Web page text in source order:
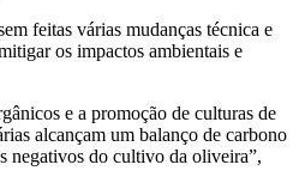
feitas várias mudanças técnica e
os impactos ambientais e
e a promoção de culturas de
alcançam um balanço de carbono
negativos do cultivo da oliveira”,